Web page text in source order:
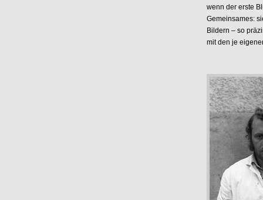
wenn der erste
Gemeinsames:
Bildern – so
mit den je